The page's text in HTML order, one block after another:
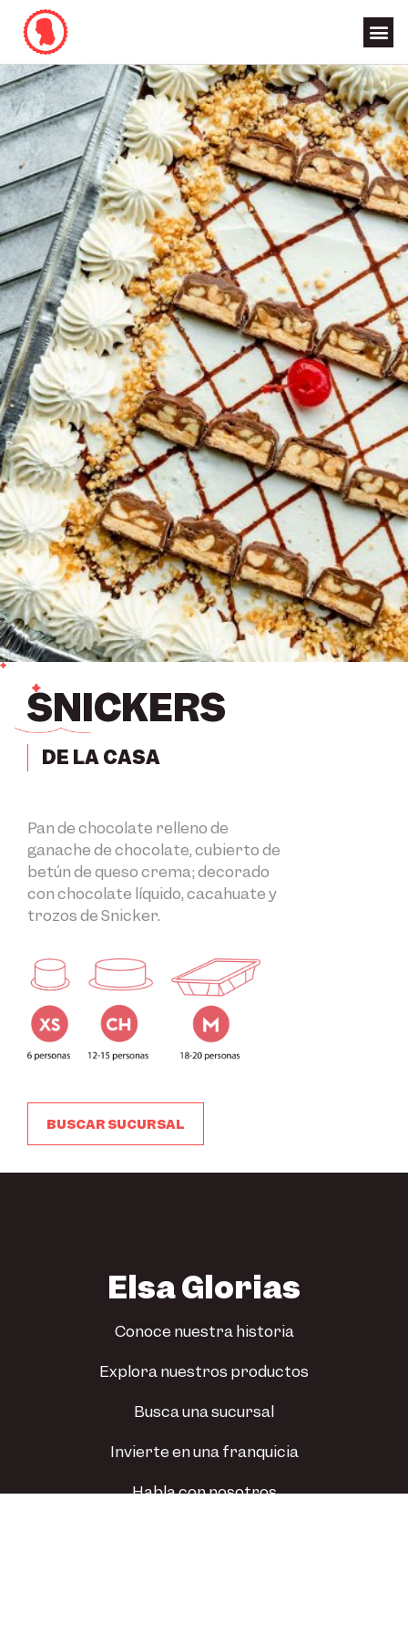
SNICKERS
DE LA CASA
Pan de chocolate relleno de
ganache de chocolate, cubierto de
betún de queso crema; decorado
con chocolate líquido, cacahuate y
trozos de Snicker.
BUSCAR SUCURSAL
Elsa Glorias
Conoce nuestra historia
Explora nuestros productos
Busca una sucursal
Invierte en una franquicia
Habla con nosotros